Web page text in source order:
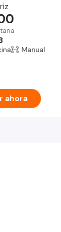
Manual
ahora